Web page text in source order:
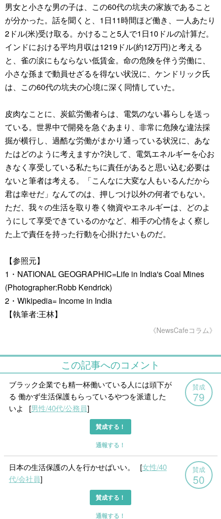
男女と小さな男の子は、この60代の坑夫の家族であること
が分かった。話を聞くと、1日11時間ほど働き、一人あたり
2ドル(米)受け取る。かけること5人で1日10ドルの計算だ。
インドにおける平均月収は1219ドル(約12万円)と考える
と、雀の涙にもならない低賃金。命の危険を伴う労働に、
小さな孫まで動員せざるを得ない状況に、ケンドリック氏
は、この60代の坑夫の心境に深く同情していた。
皮肉なことに、炭鉱労働者らは、電気のない暮らしを送っ
ている。世界中で開発を急ぐあまり、非常に危険な違法採
掘が横行し、過酷な労働がまかり通っている状況に、あな
たはどのように考えますか?決して、電気エネルギーを心お
きなく享受している私たちに責任があると思い込む必要は
ないと筆者は考える。「こんなに大変な人もいるんだから
君は幸せだ」なんてのは、押しつけ以外の何者でもない。
ただ、我々の生活を取り巻く物資やエネルギーは、どのよ
うにして享受できているのかなど、相手の心情をよく察し
た上で責任を持った行動を心掛けたいものだ。
【参照元】
1・NATIONAL GEOGRAPHIC=Life in India's Coal Mines
(Photographer:Robb Kendrick)
2・Wikipedia= Income in India
【執筆者:王林】
《NewsCafeコラム》